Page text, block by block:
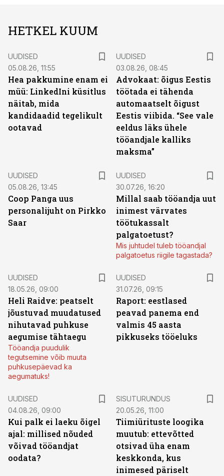
HETKEL KUUM
UUDISED
05.08.26, 11:55
Hea pakkumine enam ei
müü: LinkedIni küsitlus
näitab, mida
kandidaadid tegelikult
ootavad
UUDISED
03.08.26, 08:45
Advokaat: õigus Eestis
töötada ei tähenda
automaatselt õigust
Eestis viibida. “See vale
eeldus läks ühele
tööandjale kalliks
maksma”
UUDISED
05.08.26, 13:45
Coop Panga uus
personalijuht on Pirkko
Saar
UUDISED
30.07.26, 16:20
Millal saab tööandja uut
inimest värvates
töötukassalt
palgatoetust?
Mis juhtudel tuleb tööandjal
palgatoetus riigile tagastada?
UUDISED
18.05.26, 09:00
Heli Raidve: peatselt
jõustuvad muudatused
nihutavad puhkuse
aegumise tähtaegu
Tööandja puudulik
tegutsemine võib muuta
puhkusepäevad ka
aegumatuks!
UUDISED
31.07.26, 09:15
Raport: eestlased
peavad panema end
valmis 45 aasta
pikkuseks tööeluks
UUDISED
04.08.26, 09:00
Kui palk ei laeku õigel
ajal: millised nõuded
võivad tööandjat
oodata?
SISUTURUNDUS
20.05.26, 11:00
Tiimiürituste loogika
muutub: ettevõtted
otsivad üha enam
keskkonda, kus
inimesed päriselt